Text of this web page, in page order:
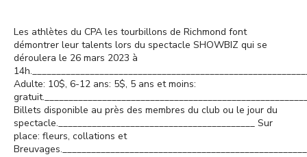
Les athlètes du CPA les tourbillons de Richmond font
démontrer leur talents lors du spectacle SHOWBIZ qui se
déroulera le 26 mars 2023 à
Adulte: 10$, 6-12 ans: 5$, 5 ans et moins:
Billets disponible au près des membres du club ou le jour du
spectacle._________________________________________ Sur
place: fleurs, collations et